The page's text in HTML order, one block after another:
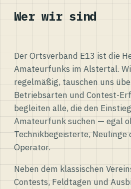
Wer wir sind
Der Ortsverband E13 ist die
Amateurfunks im Alstertal.
regelmäßig, tauschen uns
Betriebsarten und Contest-
begleiten alle, die den
Amateurfunk suchen — egal
Technikbegeisterte, Neulinge
Operator.
Neben dem klassischen
Contests, Feldtagen und